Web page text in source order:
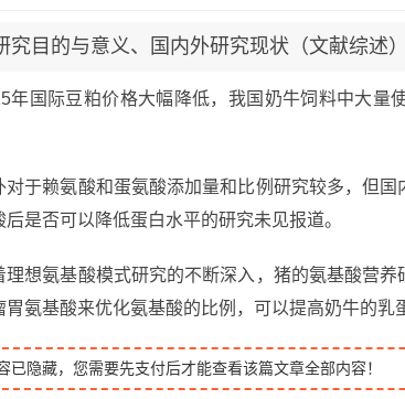
究目的与意义、国内外研究现状（文献综述）
年国际豆粕价格大幅降低，我国奶牛饲料中大量
对于赖氨酸和蛋氨酸添加量和比例研究较多，但
后是否可以降低蛋白水平的研究未见报道。
理想氨基酸模式研究的不断深入，猪的氨基酸营
胃氨基酸来优化氨基酸的比例，可以提高奶牛的乳
已隐藏，您需要先支付后才能查看该篇文章全部内容！